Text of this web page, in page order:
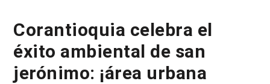
Corantioquia celebra el
éxito ambiental de san
jerónimo: ¡área urbana